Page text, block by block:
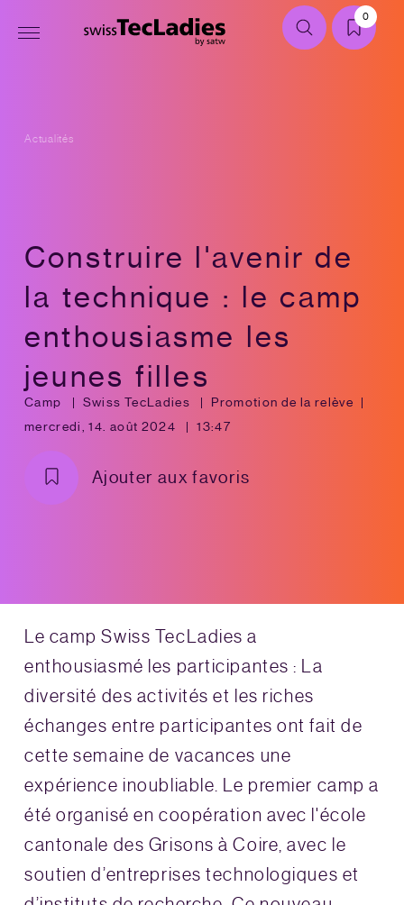
0
Actualités
Construire l'avenir de
la technique : le camp
enthousiasme les
jeunes filles
Camp Swiss TecLadies
Promotion de la relève
mercredi, 14. août 2024
13:47
Ajouter aux favoris
Le camp Swiss TecLadies a
enthousiasmé les participantes : La
diversité des activités et les riches
échanges entre participantes ont fait de
cette semaine de vacances une
expérience inoubliable. Le premier camp a
été organisé en coopération avec l'école
cantonale des Grisons à Coire, avec le
soutien d’entreprises technologiques et